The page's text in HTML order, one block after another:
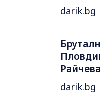
darik.bg
Райчева
darik.bg